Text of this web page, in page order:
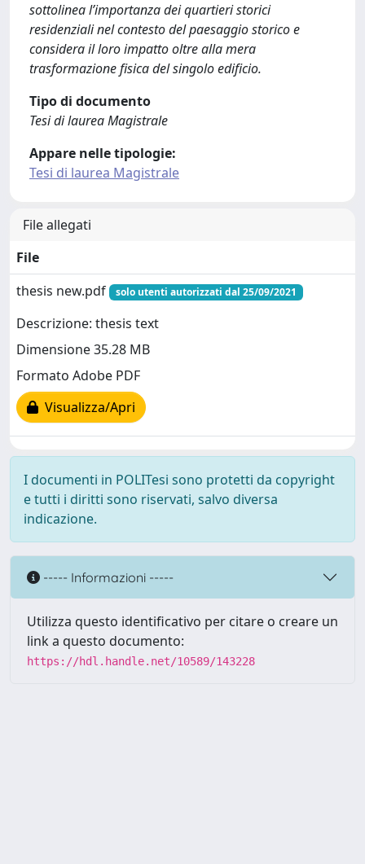
sottolinea l’importanza dei quartieri storici
residenziali nel contesto del paesaggio storico e
considera il loro impatto oltre alla mera
trasformazione fisica del singolo edificio.
Tipo di documento
Tesi di laurea Magistrale
Appare nelle tipologie:
Tesi di laurea Magistrale
File allegati
File
thesis new.pdf
solo utenti autorizzati dal 25/09/2021
Descrizione: thesis text
Dimensione 35.28 MB
Formato Adobe PDF
Visualizza/Apri
I documenti in POLITesi sono protetti da copyright
e tutti i diritti sono riservati, salvo diversa
indicazione.
----- Informazioni -----
Utilizza questo identificativo per citare o creare un
link a questo documento:
https://hdl.handle.net/10589/143228